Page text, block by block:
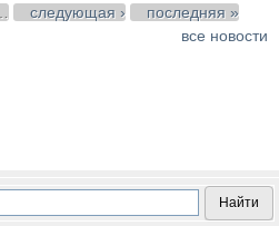
следующая ›
последняя »
все новости